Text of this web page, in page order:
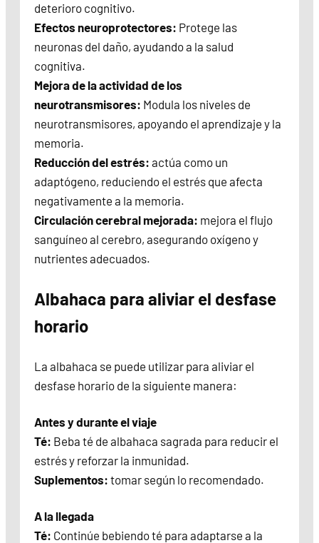
deterioro cognitivo.
Efectos neuroprotectores: Protege las
neuronas del daño, ayudando a la salud
cognitiva.
Mejora de la actividad de los
neurotransmisores: Modula los niveles de
neurotransmisores, apoyando el aprendizaje y la
memoria.
Reducción del estrés: actúa como un
adaptógeno, reduciendo el estrés que afecta
negativamente a la memoria.
Circulación cerebral mejorada: mejora el flujo
sanguíneo al cerebro, asegurando oxígeno y
nutrientes adecuados.
Albahaca para aliviar el desfase
horario
La albahaca se puede utilizar para aliviar el
desfase horario de la siguiente manera:
Antes y durante el viaje
Té: Beba té de albahaca sagrada para reducir el
estrés y reforzar la inmunidad.
Suplementos: tomar según lo recomendado.
A la llegada
Té: Continúe bebiendo té para adaptarse a la